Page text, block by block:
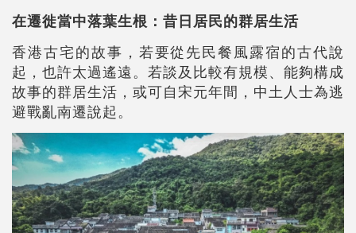
在遷徙當中落葉生根：昔日居民的群居生活
香港古宅的故事，若要從先民餐風露宿的古代說
起，也許太過遙遠。若談及比較有規模、能夠構成
故事的群居生活，或可自宋元年間，中土人士為逃
避戰亂南遷說起。